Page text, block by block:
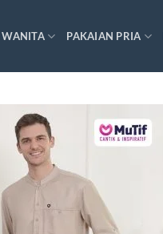
PAKAIAN PRIA